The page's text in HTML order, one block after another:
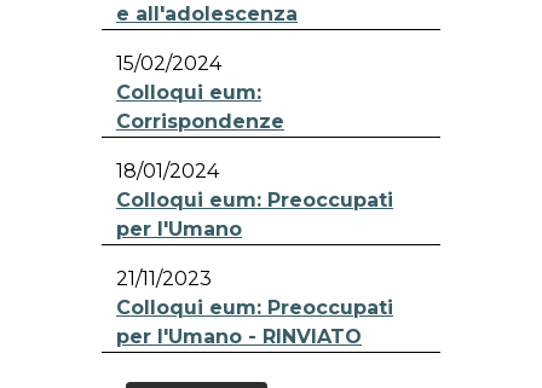
e all'adolescenza
15/02/2024
Colloqui eum:
Corrispondenze
18/01/2024
Colloqui eum: Preoccupati
per l'Umano
21/11/2023
Colloqui eum: Preoccupati
per l'Umano - RINVIATO